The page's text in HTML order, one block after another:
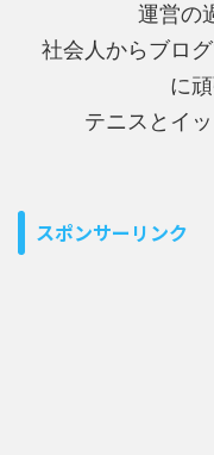
運営の
社会人からブロ
に
テニスとイ
スポンサーリンク